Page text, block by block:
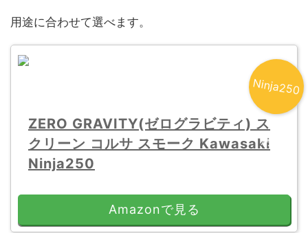
用途に合わせて選べます。
ZERO GRAVITY(ゼログラビティ) ス
クリーン コルサ スモーク Kawasaki
Ninja250
Amazonで見る
N
inja250
用